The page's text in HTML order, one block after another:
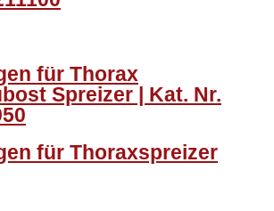
für Thorax
Spreizer | Kat. Nr.
für Thoraxspreizer